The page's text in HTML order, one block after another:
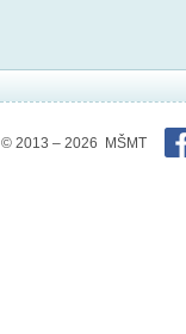
© 2013 – 2026 MŠMT